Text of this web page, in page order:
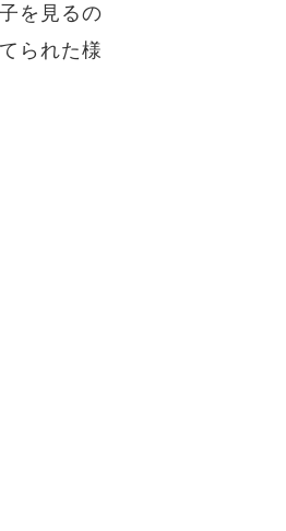
を見るの
られた様